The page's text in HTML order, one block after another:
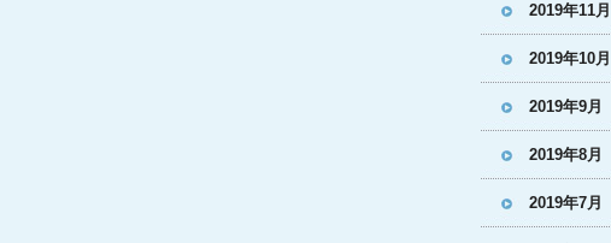
2019年11月
2019年10月
2019年9月
2019年8月
2019年7月